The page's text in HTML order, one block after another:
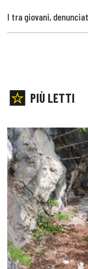
I tra giovani,
PIÙ LETTI